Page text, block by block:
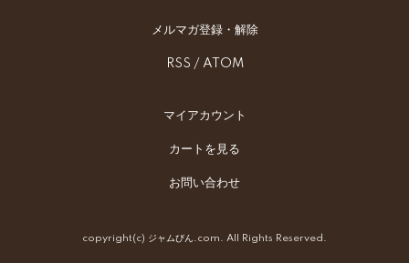
メルマガ登録・解除
RSS / ATOM
マイアカウント
カートを見る
お問い合わせ
copyright(c) ジャムびん.com. All Rights Reserved.